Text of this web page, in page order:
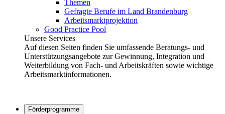
Themen
Gefragte Berufe im Land Brandenburg
Arbeitsmarktprojektion
Good Practice Pool
Unsere Services
Auf diesen Seiten finden Sie umfassende Beratungs- und
Unterstützungsangebote zur Gewinnung, Integration und
Weiterbildung von Fach- und Arbeitskräften sowie wichtige
Arbeitsmarktinformationen.
Förderprogramme